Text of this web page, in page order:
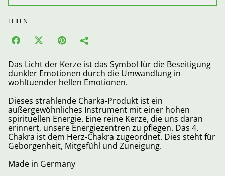
TEILEN
Das Licht der Kerze ist das Symbol für die Beseitigung
dunkler Emotionen durch die Umwandlung in
wohltuender hellen Emotionen.
Dieses strahlende Charka-Produkt ist ein
außergewöhnliches Instrument mit einer hohen
spirituellen Energie. Eine reine Kerze, die uns daran
erinnert, unsere Energiezentren zu pflegen. Das 4.
Chakra ist dem Herz-Chakra zugeordnet. Dies steht für
Geborgenheit, Mitgefühl und Zuneigung.
Made in Germany